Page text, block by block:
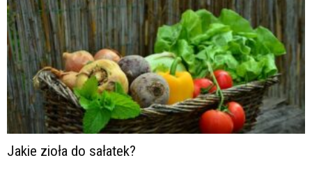
Jakie zioła do sałatek?